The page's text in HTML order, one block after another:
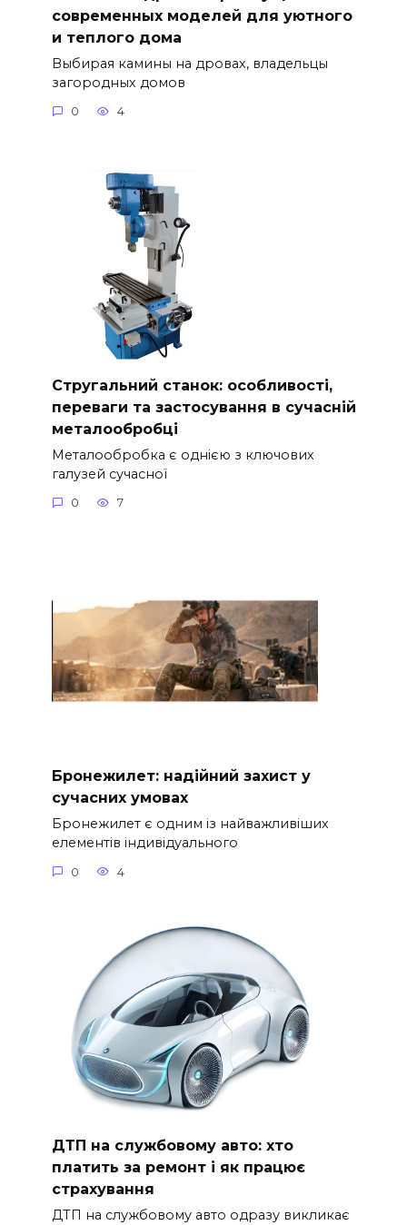
современных моделей для уютного
и теплого дома
Выбирая камины на дровах, владельцы
загородных домов
0 4
Стругальний станок: особливості,
переваги та застосування в сучасній
металообробці
Металообробка є однією з ключових
галузей сучасної
0 7
Бронежилет: надійний захист у
сучасних умовах
Бронежилет є одним із найважливіших
елементів індивідуального
0 4
ДТП на службовому авто: хто
платить за ремонт і як працює
страхування
ДТП на службовому авто одразу викликає